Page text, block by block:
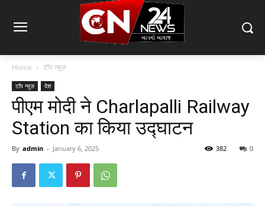
Home टॉप न्यूज़
टॉप न्यूज़ देश
पीएम मोदी ने Charlapalli Railway
Station का किया उद्घाटन
By admin - January 6, 2025 0
382